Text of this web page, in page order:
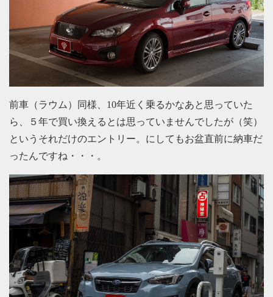
前車（ラウム）同様、10年近く乗るかなあと思っていた
ら、５年で買い換えるとは思っていませんでしたが（笑）
というそれだけのエントリー。にしてもお盆直前に納車だ
ったんですね・・・。